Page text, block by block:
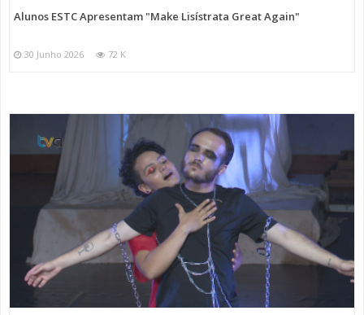
Alunos ESTC Apresentam "Make Lisístrata Great Again"
30 Junho 2026 72 K